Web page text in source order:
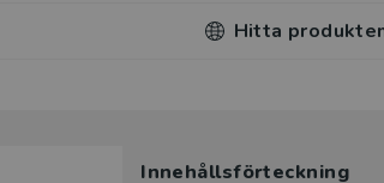
Hitta
Innehållsförteckning